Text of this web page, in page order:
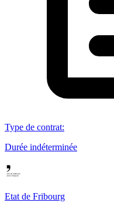
Type de contrat:
Durée indéterminée
Etat de Fribourg